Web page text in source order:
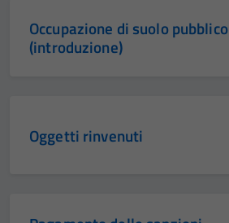
Occupazione di suolo pubblico
(introduzione)
Oggetti rinvenuti